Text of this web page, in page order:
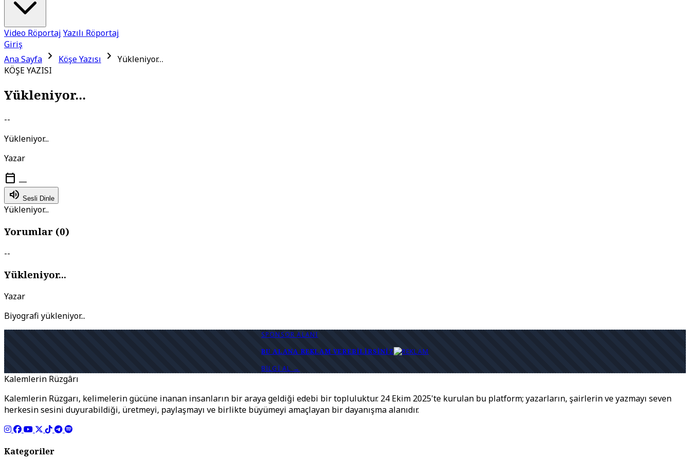
Video Röportaj Yazılı Röportaj
Giriş
Ana Sayfa chevron_right Köşe Yazısı chevron_right Yükleniyor…
KÖŞE YAZISI
Yükleniyor...
--
Yükleniyor...
Yazar
calendar_today —
volume_up Sesli Dinle
Yükleniyor...
Yorumlar (0)
--
Yükleniyor...
Yazar
Biyografi yükleniyor...
SPONSOR ALANI
BU ALANA REKLAM VEREBILIRSINIZ
BILGI AL →
Kalemlerin Rüzgârı
Kalemlerin Rüzgarı, kelimelerin gücüne inanan insanların bir araya geldiği edebi bir topluluktur. 24 Ekim 2025'te kurulan bu platform; yazarların, şairlerin ve yazmayı seven
herkesin sesini duyurabildiği, üretmeyi, paylaşmayı ve birlikte büyümeyi amaçlayan bir dayanışma alanıdır.
Kategoriler